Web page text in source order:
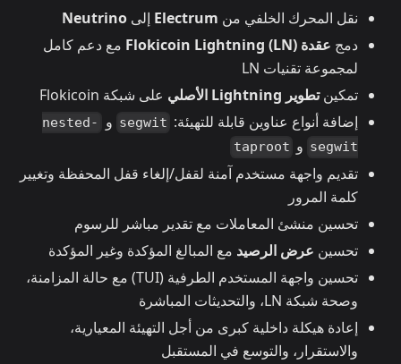
نقل المحرك الخلفي من Electrum إلى Neutrino
دمج عقدة Flokicoin Lightning (LN)
مع دعم كامل
لمجموعة تقنيات LN
تمكينتطوير Lightning الأصلي
على شبكة Flokicoin
إضافة أنواع عناوين قابلة للتهيئة: segwit و
nested-
segwit و taproot
تقديم واجهة مستخدم آمنة لقفل/إلغاء قفل المحفظة وتغيير
كلمة المرور
تحسين منشئ المعاملات مع تقدير مباشر للرسوم
تحسين عرض الرصيد مع المبالغ المؤكدة وغير المؤكدة
تحسين واجهة المستخدم الطرفية (TUI) مع حالة المزامنة،
وصحة شبكة LN، والتحديثات المباشرة
إعادة هيكلة داخلية كبرى من أجل التهيئة المعيارية،
والاستقرار، والتوسع في المستقبل